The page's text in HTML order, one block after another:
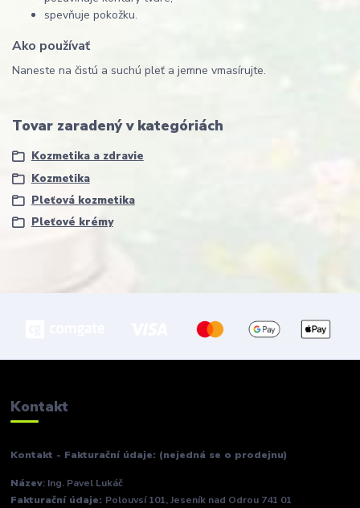
spevňuje pokožku.
Ako používať
Naneste na čistú a suchú pleť a jemne vmasírujte.
Tovar zaradený v kategóriách
Kozmetika a zdravie
Kozmetika
Pleťová kozmetika
Pleťové krémy
Kontakt
Kontakt - Fakturační údaje: (nejedná se o prodejnu)
Název: Ing. Pavel Lukáč
Fakturační údaje: Polouvsí 101, Jeseník nad Odrou 741 01